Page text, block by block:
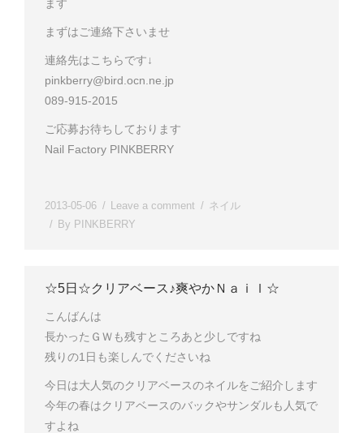
ます
まずはご連絡下さいませ
連絡先はこちらです↓
pinkberry@bird.ocn.ne.jp
089-915-2015
ご応募お待ちしております
Nail Factory PINKBERRY
2013-05-06 Leave a comment
ネイル
By PINKBERRY
☆5日☆クリアベース♪爽やかＮａｉｌ☆
こんばんは
長かったＧＷも残すところあと少しですね
残りの1日も楽しんでくださいね
今日は大人気のクリアベースのネイルをご紹介します
今年の春はクリアベースのバックやサンダルも人気で
すよね